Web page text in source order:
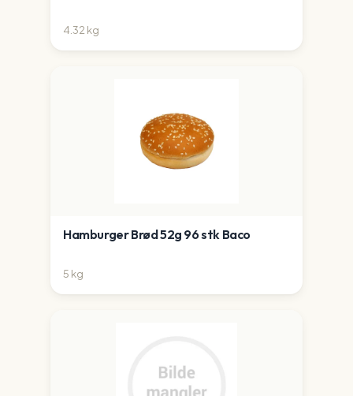
4.32 kg
Hamburger Brød 52g 96 stk Baco
5 kg